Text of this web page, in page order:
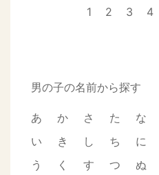
1 2 3 4
男の子の名前から探す
あ
い
う
か
き
く
さ
し
す
た
ち
つ
な
に
ぬ